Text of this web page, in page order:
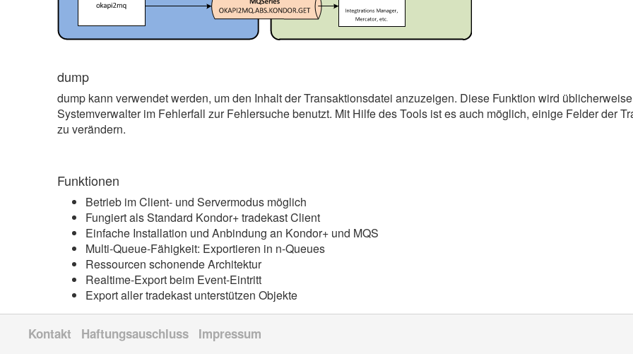
dump
dump kann verwendet werden, um den Inhalt der Transaktionsdatei anzuzeigen. Diese Funktion wird
Systemverwalter im Fehlerfall zur Fehlersuche benutzt. Mit Hilfe des Tools ist es auch möglich, einige Felder der
zu verändern.
Funktionen
Betrieb im Client- und Servermodus möglich
Fungiert als Standard Kondor+ tradekast Client
Einfache Installation und Anbindung an Kondor+ und MQS
Multi-Queue-Fähigkeit: Exportieren in n-Queues
Ressourcen schonende Architektur
Realtime-Export beim Event-Eintritt
Export aller tradekast unterstützen Objekte
Kontakt Haftungsauschluss Impressum